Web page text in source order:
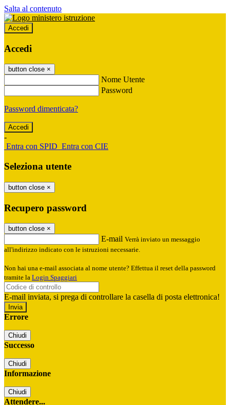
Salta al contenuto
Accedi
Accedi
button close ×
Nome Utente
Password
Password dimenticata?
-
Entra con SPID Entra con CIE
Seleziona utente
button close ×
Recupero password
button close ×
E-mail Verrà inviato un messaggio
all'indirizzo indicato con le istruzioni necessarie.
Non hai una e-mail associata al nome utente? Effettua il reset della password
tramite la Login Spaggiari
E-mail inviata, si prega di controllare la casella di posta elettronica!
Errore
Chiudi
Successo
Chiudi
Informazione
Chiudi
Attendere...